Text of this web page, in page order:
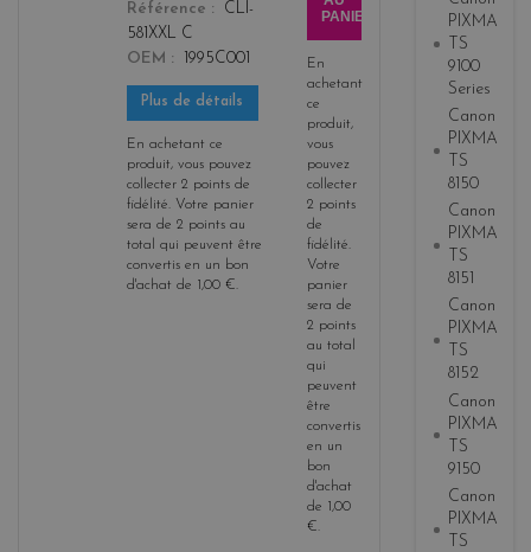
Référence
CLI-
581XXL C
OEM
1995C001
Plus de détails
En achetant ce
produit, vous pouvez
collecter 2 points de
fidélité. Votre panier
sera de 2 points au
total qui peuvent être
convertis en un bon
d'achat de 1,00 €.
PANIER
En
achetant
ce
produit,
vous
pouvez
collecter
2 points
de
fidélité.
Votre
panier
sera de
2 points
au total
qui
peuvent
être
convertis
en un
bon
d'achat
de 1,00
€.
PIXMA
TS
9100
Series
Canon
PIXMA
TS
8150
Canon
PIXMA
TS
8151
Canon
PIXMA
TS
8152
Canon
PIXMA
TS
9150
Canon
PIXMA
TS